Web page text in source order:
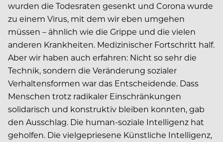
wurden die Todesraten gesenkt und Corona wurde
zu einem Virus, mit dem wir eben umgehen
müssen – ähnlich wie die Grippe und die vielen
anderen Krankheiten. Medizinischer Fortschritt half.
Aber wir haben auch erfahren: Nicht so sehr die
Technik, sondern die Veränderung sozialer
Verhaltensformen war das Entscheidende. Dass
Menschen trotz radikaler Einschränkungen
solidarisch und konstruktiv bleiben konnten, gab
den Ausschlag. Die human-soziale Intelligenz hat
geholfen. Die vielgepriesene Künstliche Intelligenz,